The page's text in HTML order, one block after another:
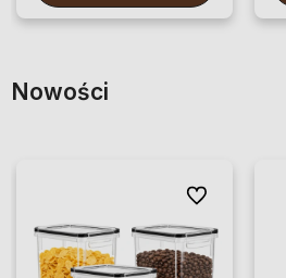
Nowości
Do ulubionych